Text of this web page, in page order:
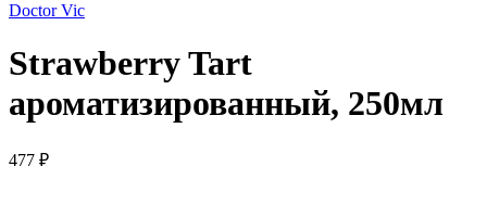
Doctor Vic
Strawberry Tart
ароматизированный, 250мл
477 ₽